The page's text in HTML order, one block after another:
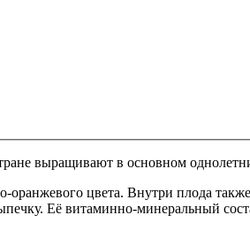
выращивают в основном
цвета. Внутри плода
Её витаминно-минеральный